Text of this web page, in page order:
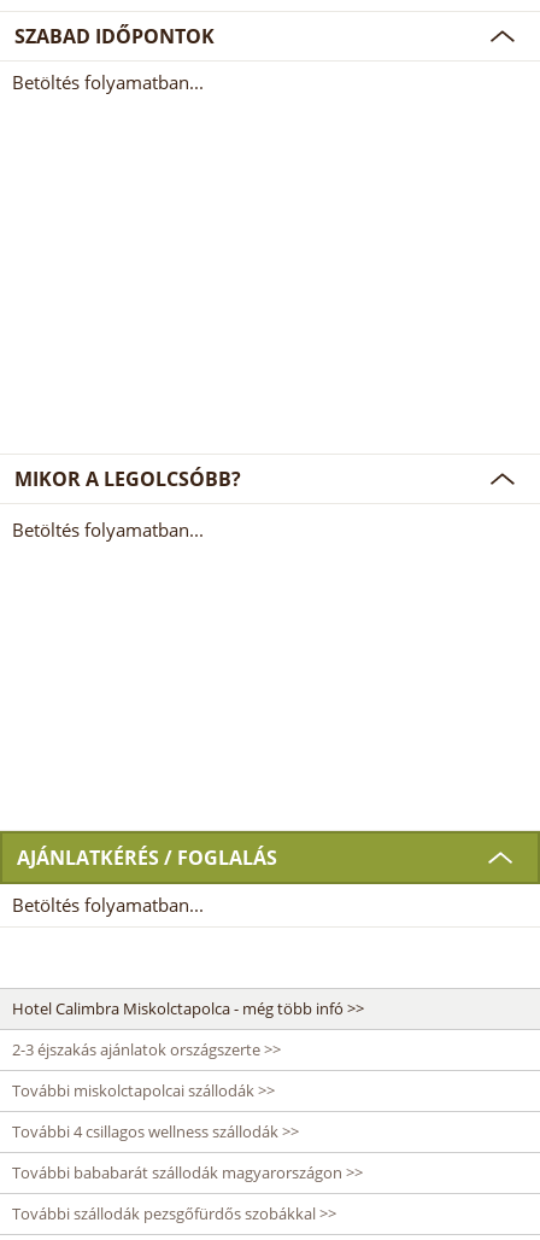
SZABAD IDŐPONTOK
Betöltés folyamatban...
MIKOR A LEGOLCSÓBB?
Betöltés folyamatban...
AJÁNLATKÉRÉS / FOGLALÁS
Betöltés folyamatban...
Hotel Calimbra Miskolctapolca - még több infó >>
2-3 éjszakás ajánlatok országszerte >>
További miskolctapolcai szállodák >>
További 4 csillagos wellness szállodák >>
További bababarát szállodák magyarországon >>
További szállodák pezsgőfürdős szobákkal >>